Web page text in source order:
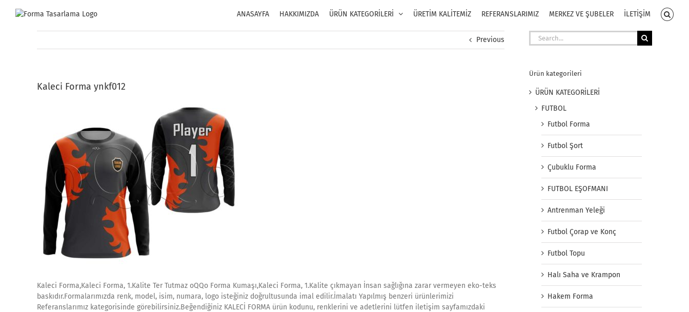
ANASAYFA HAKKIMIZDA ÜRÜN KATEGORİLERİ ÜRETİM KALİTEMİZ REFERANSLARIMIZ MERKEZ VE ŞUBELER İLETİŞİM
Previous
Kaleci Forma ynkf012
Kaleci Forma,Kaleci Forma, 1.Kalite Ter Tutmaz oQQo Forma Kumaşı,Kaleci Forma, 1.Kalite çıkmayan İnsan sağlığına zarar vermeyen eko-teks
baskıdır.Formalarımızda renk, model, isim, numara, logo isteğiniz doğrultusunda imal edilir.İmalatı Yapılmış benzeri ürünlerimizi
Referanslarımız kategorisinde görebilirsiniz.Beğendiğiniz KALECİ FORMA ürün kodunu, renklerini ve adetlerini lütfen iletişim sayfamızdaki
Search
for:
Ürün kategorileri
ÜRÜN KATEGORİLERİ
FUTBOL
Futbol Forma
Futbol Şort
Çubuklu Forma
FUTBOL EŞOFMANI
Antrenman Yeleği
Futbol Çorap ve Konç
Futbol Topu
Halı Saha ve Krampon
Hakem Forma